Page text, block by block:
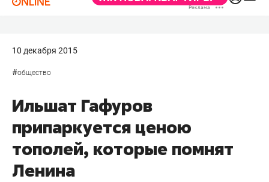
10 декабря 2015
#общество
Ильшат Гафуров
припаркуется ценою
тополей, которые помнят
Ленина